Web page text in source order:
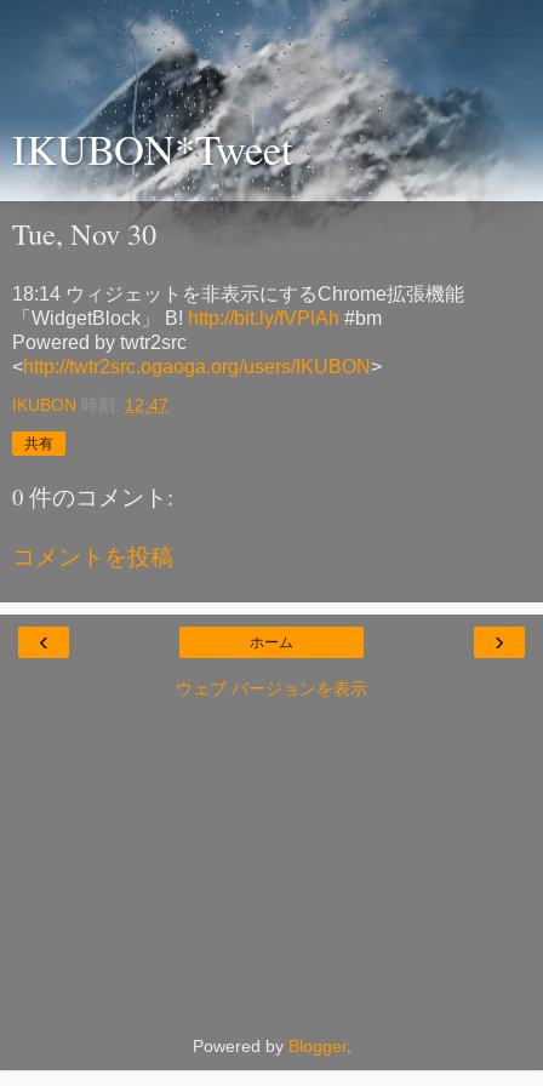
IKUBON*Tweet
Tue, Nov 30
18:14 ウィジェットを非表示にするChrome拡張機能
「WidgetBlock」 B! http://bit.ly/fVPlAh #bm
Powered by twtr2src
<http://twtr2src.ogaoga.org/users/IKUBON >
IKUBON 時刻: 12:47
共有
0 件のコメント:
コメントを投稿
‹ ›
ホーム
ウェブ バージョンを表示
Powered by Blogger.